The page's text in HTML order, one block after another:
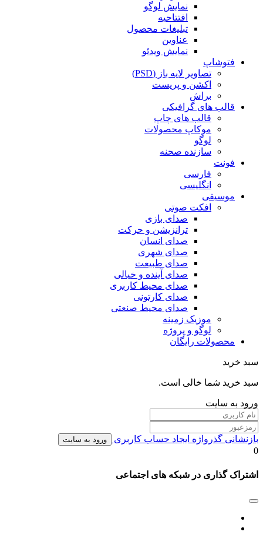
نمایش لوگو
افتتاحیه
تبلیغات محصول
عناوین
نمایش ویدئو
فتوشاپ
تصاویر لایه باز (PSD)
اکشن و پریست
براش
قالب های گرافیکی
قالب های چاپ
موکاپ محصولات
لوگو
سازنده صحنه
فونت
فارسی
انگلیسی
موسیقی
افکت صوتی
صدای بازی
ترانزیشن و حرکت
صدای انسان
صدای شهری
صدای طبیعت
صدای آینده و خیالی
صدای محیط کاربری
صدای کارتونی
صدای محیط صنعتی
موزیک زمینه
لوگو و پروژه
محصولات رایگان
سبد خرید
سبد خرید شما خالی است.
ورود به سایت
بازنشانی گذرواژه ایجاد حساب کاربری ورود به سایت
0
اشتراک گذاری در شبکه های اجتماعی